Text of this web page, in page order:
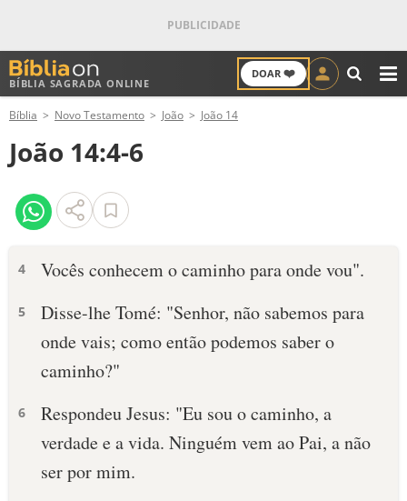
BÍBLIA SAGRADA ONLINE
DOAR ❤️
ANTIGO TESTAMENTO
NOVO TESTAMENTO
VERSÍCULOS
PALAVRA DO DIA
SALMO DO DIA
10 MANDAMENTOS
ESTUDOS BÍBLICOS
Bíblia Novo Testamento João João 14
João 14:4-6
4 Vocês conhecem o caminho para onde vou".
5
Disse-lhe Tomé: "Senhor, não sabemos para
onde vais; como então podemos saber o
caminho?"
6
Respondeu Jesus: "Eu sou o caminho, a
verdade e a vida. Ninguém vem ao Pai, a não
ser por mim.